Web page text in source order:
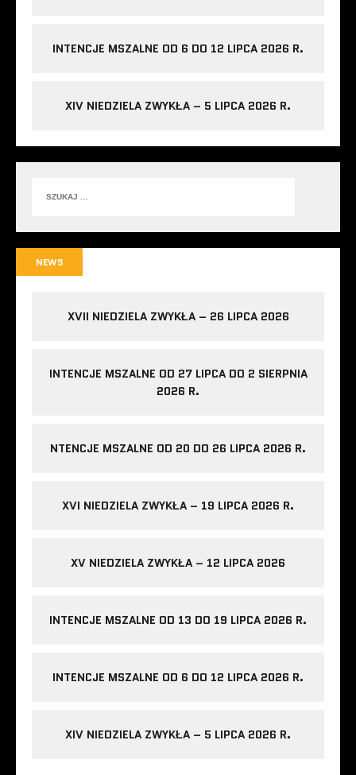
INTENCJE MSZALNE OD 6 DO 12 LIPCA 2026 R.
XIV NIEDZIELA ZWYKŁA – 5 LIPCA 2026 R.
NEWS
XVII NIEDZIELA ZWYKŁA – 26 LIPCA 2026
INTENCJE MSZALNE OD 27 LIPCA DO 2 SIERPNIA
2026 R.
NTENCJE MSZALNE OD 20 DO 26 LIPCA 2026 R.
XVI NIEDZIELA ZWYKŁA – 19 LIPCA 2026 R.
XV NIEDZIELA ZWYKŁA – 12 LIPCA 2026
INTENCJE MSZALNE OD 13 DO 19 LIPCA 2026 R.
INTENCJE MSZALNE OD 6 DO 12 LIPCA 2026 R.
XIV NIEDZIELA ZWYKŁA – 5 LIPCA 2026 R.